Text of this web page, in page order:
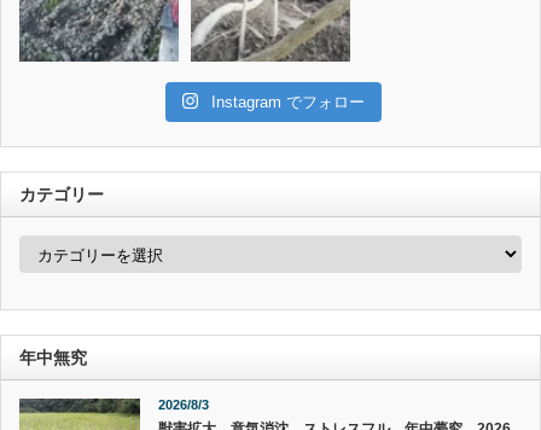
Instagram でフォロー
カテゴリー
カ
ー
年中無究
2026/8/3